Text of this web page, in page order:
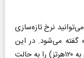
نرخ تازه‌سازی
گفته می‌شود. در این
بخش حالت تطبیق پذیر (با قابلیت رسیدن به ۱۲۰هرتز) را به حالت